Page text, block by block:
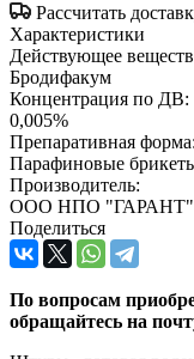
Рассчитать
Характеристики
Действующее
Бродифакум
Концентрация по ДВ:
0,005%
Препаративная форма:
Парафиновые
Производитель:
ООО НПО "ГАРАНТ"
Поделиться
По вопросам
обращайтесь на